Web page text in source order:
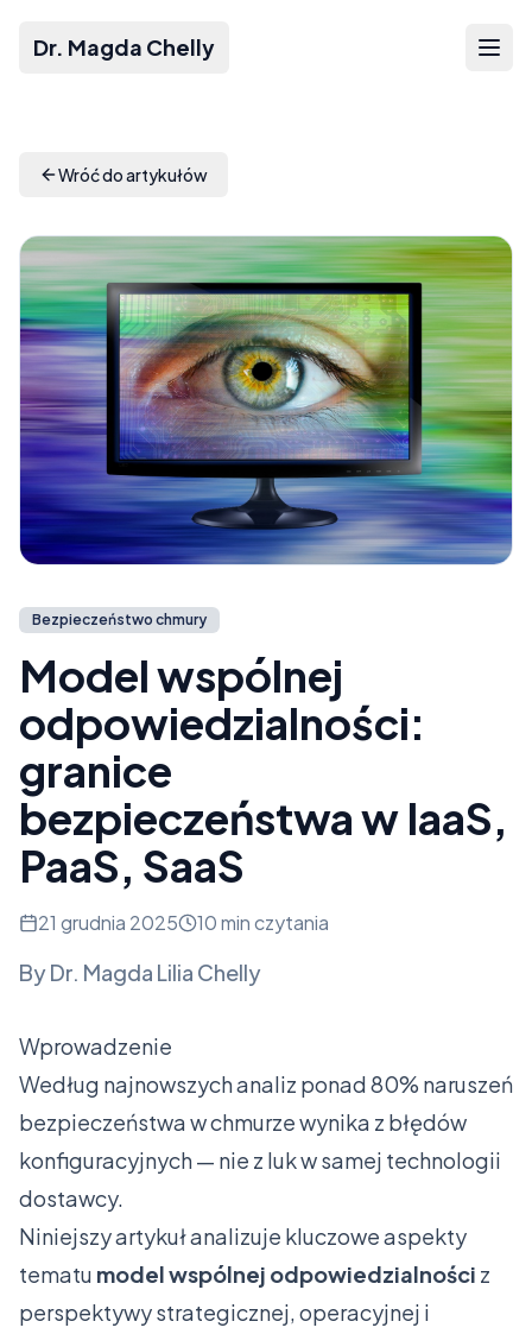
Dr. Magda Chelly
Wróć do artykułów
Bezpieczeństwo chmury
Model wspólnej
odpowiedzialności:
granice
bezpieczeństwa w IaaS,
PaaS, SaaS
21 grudnia 2025 10 min czytania
ByDr. Magda Lilia Chelly
Wprowadzenie
Według najnowszych analiz ponad 80% naruszeń
bezpieczeństwa w chmurze wynika z błędów
konfiguracyjnych — nie z luk w samej technologii
dostawcy.
Niniejszy artykuł analizuje kluczowe aspekty
tematu model wspólnej odpowiedzialności z
perspektywy strategicznej, operacyjnej i